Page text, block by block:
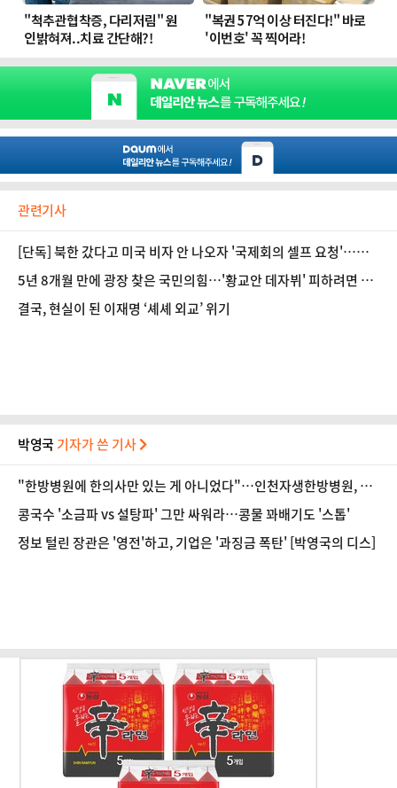
관련기사
[단독] 북한 갔다고 미국 비자 안 나오자 '국제회의 셀프 요청'…남
북교류협회, 만들어낸 출장?
5년 8개월 만에 광장 찾은 국민의힘…'황교안 데자뷔' 피하려면 어
떻게?
결국, 현실이 된 이재명 ‘셰셰 외교’ 위기
박영국 기자가 쓴 기사
"한방병원에 한의사만 있는 게 아니었다"…인천자생한방병원, 진
로 탐색의 장 마련
콩국수 '소금파 vs 설탕파' 그만 싸워라…콩물 꽈배기도 '스톱'
정보 털린 장관은 '영전'하고, 기업은 '과징금 폭탄' [박영국의 디스]